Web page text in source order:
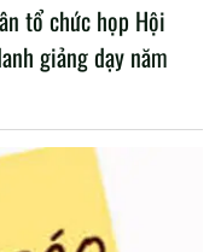
tổ chức họp Hội
giảng dạy năm